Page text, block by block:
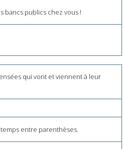
bancs publics chez vous !
qui vont et viennent à leur
entre parenthèses.